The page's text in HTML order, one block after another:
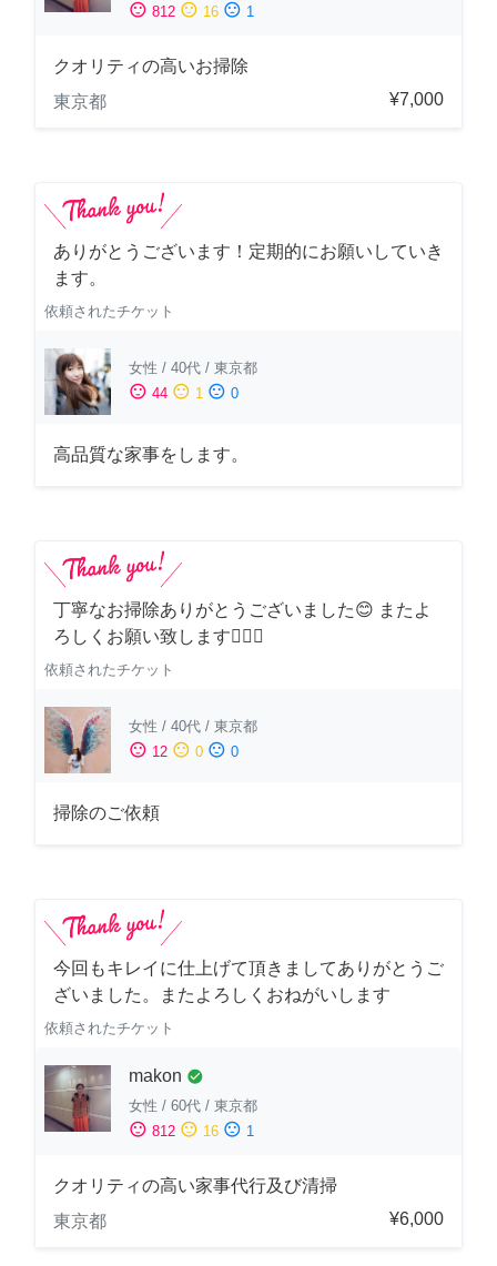
sentiment_satisfied 812 sentiment_neutral 16 sentiment_dissatisfied 1
クオリティの高いお掃除
東京都
¥7,000
ありがとうございます！定期的にお願いしていき
ます。
依頼されたチケット
女性 / 40代 / 東京都
sentiment_satisfied 44 sentiment_neutral 1 sentiment_dissatisfied 0
高品質な家事をします。
丁寧なお掃除ありがとうございました😊 またよ
ろしくお願い致します🙆‍♀️✨
依頼されたチケット
女性 / 40代 / 東京都
sentiment_satisfied 12 sentiment_neutral 0 sentiment_dissatisfied 0
掃除のご依頼
今回もキレイに仕上げて頂きましてありがとうご
ざいました。またよろしくおねがいします
依頼されたチケット
makon check_circle
女性 / 60代 / 東京都
sentiment_satisfied 812 sentiment_neutral 16 sentiment_dissatisfied 1
クオリティの高い家事代行及び清掃
東京都
¥6,000